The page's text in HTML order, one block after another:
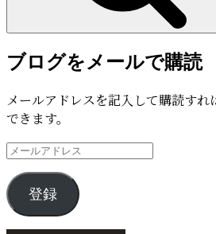
ブログをメールで購読
メールアドレスを記入して購読す
できます。
メ
ル
ア
登録